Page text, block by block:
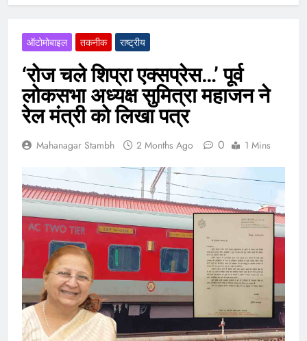
ऑटोमोबाइल तकनीक राष्ट्रीय
‘रोज चले शिप्रा एक्सप्रेस…’ पूर्व
लोकसभा अध्यक्ष सुमित्रा महाजन ने
रेल मंत्री को लिखा पत्र
Mahanagar Stambh 2 Months Ago 0 1 Mins